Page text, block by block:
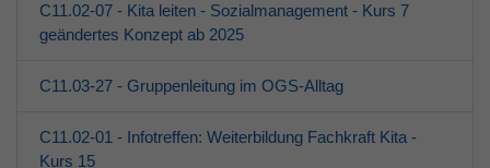
C11.02-07 - Kita leiten - Sozialmanagement - Kurs 7
geändertes Konzept ab 2025
C11.03-27 - Gruppenleitung im OGS-Alltag
C11.02-01 - Infotreffen: Weiterbildung Fachkraft Kita -
Kurs 15